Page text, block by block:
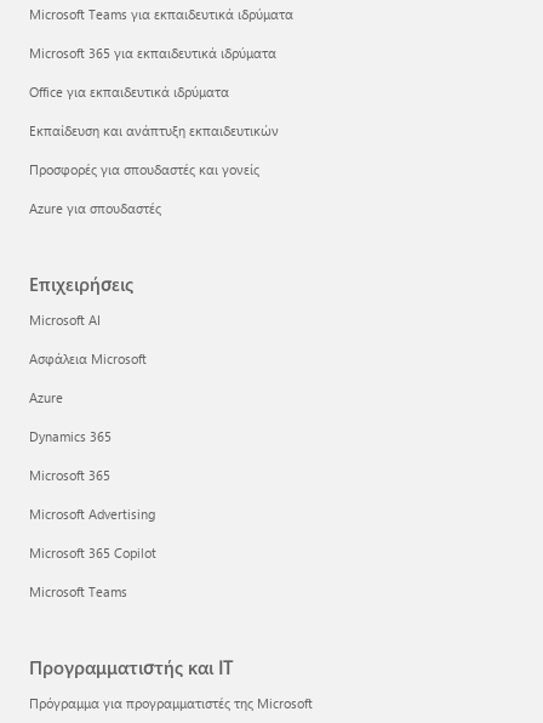
Microsoft Teams για εκπαιδευτικά ιδρύματα
Microsoft 365 για εκπαιδευτικά ιδρύματα
Office για εκπαιδευτικά ιδρύματα
Εκπαίδευση και ανάπτυξη εκπαιδευτικών
Προσφορές για σπουδαστές και γονείς
Azure για σπουδαστές
Επιχειρήσεις
Microsoft AI
Ασφάλεια Microsoft
Azure
Dynamics 365
Microsoft 365
Microsoft Advertising
Microsoft 365 Copilot
Microsoft Teams
Προγραμματιστής και IT
Πρόγραμμα για προγραμματιστές της Microsoft